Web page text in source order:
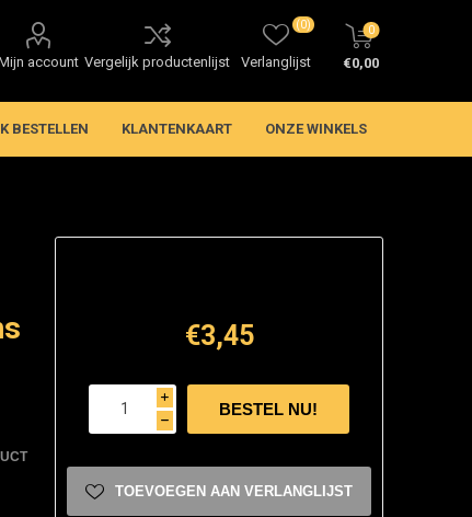
account Vergelijk productenlijst Verlanglijst
(0) 0
€0,00
BESTELLEN KLANTENKAART ONZE WINKELS
€3,45
i
h
TOEVOEGEN AAN VERLANGLIJST